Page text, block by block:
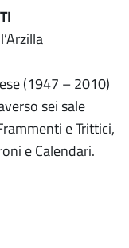
(1947 – 2010)
sei sale
e Trittici,
e Calendari.